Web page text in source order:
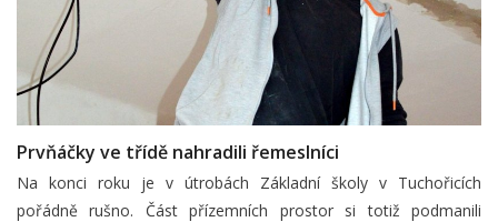
Prvňáčky ve třídě nahradili řemeslníci
Na konci roku je v útrobách Základní školy v Tuchořicích
pořádně rušno. Část přízemních prostor si totiž podmanili